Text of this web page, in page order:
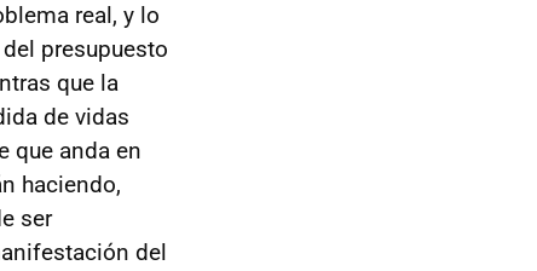
real, y lo
presupuesto
que la
de vidas
que anda en
haciendo,
ser
del